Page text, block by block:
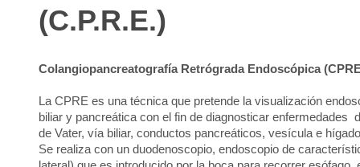
(C.P.R.E.)
Colangiopancreatografía Retrógrada Endoscópica
La CPRE es una técnica que pretende la visualización
biliar y pancreática con el fin de diagnosticar enfermedades
de Vater, vía biliar, conductos pancreáticos, vesícula e
Se realiza con un duodenoscopio, endoscopio de